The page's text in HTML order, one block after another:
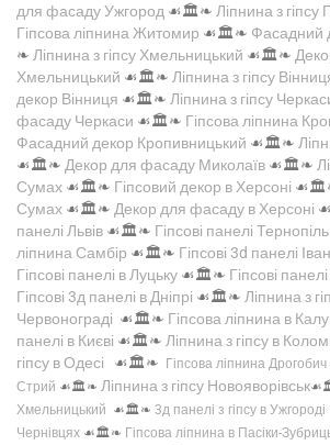
для фасаду Ужгород ☙🏛️❧ Ліпнина з гіпсу
Гіпсова ліпнина Житомир ☙🏛️❧ Фасадний
❧ Ліпнина з гіпсу Хмельницький ☙🏛️❧
Хмельницький ☙🏛️❧ Ліпнина з гіпсу
декор Вінниця ☙🏛️❧ Ліпнина з гіпсу
фасаду Черкаси ☙🏛️❧ Гіпсова ліпнина
Фасадний декор Кропивницький ☙🏛️❧
☙🏛️❧ Декор для фасаду Миколаїв ☙🏛️❧
Сумах ☙🏛️❧ Гіпсовий декор в Херсоні
Сумах ☙🏛️❧ Декор для фасаду в Херсоні
панелі Львів ☙🏛️❧ Гіпсові панелі Тернопіль
ліпнина Самбір ☙🏛️❧ Гіпсові 3d панелі
Гіпсові панелі в Луцьку ☙🏛️❧ Гіпсові
Гіпсові 3д панелі в Дніпрі ☙🏛️❧ Ліпнина з
Червонограді ☙🏛️❧ Гіпсова ліпнина в
панелі в Києві ☙🏛️❧ Ліпнина з гіпсу в
гіпсу в Одесі ☙🏛️❧ Гіпсова ліпнина Дрогобич
Стрий ☙🏛️❧ Ліпнина з гіпсу Новояворівськ
Хмельницький ☙🏛️❧ 3д панелі з гіпсу в Ужгороді
Чернівцях ☙🏛️❧ Гіпсова ліпнина в Пасіки-